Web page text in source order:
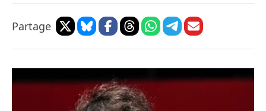
Partage